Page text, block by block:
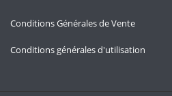
Conditions Générales de Vente
Conditions générales d'utilisation